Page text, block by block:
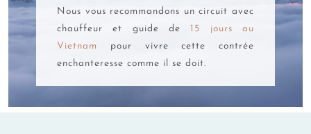
l'immigration vietnamienne.Ils vous fourniront un e-visa
pour des séjours pouvant aller jusqu'à 90 jours maximum
avec entrées multiples. Imprimez-le et conservez le courriel
envoyé par les autorités vietnamiennes.
Gardez à l'esprit que l'exemption de visa touristique, valable
Nous vous recommandons un circuit avec
chauffeur et guide de15 jours au
Vietnam
pour vivre cette contrée
enchanteresse comme il se doit.